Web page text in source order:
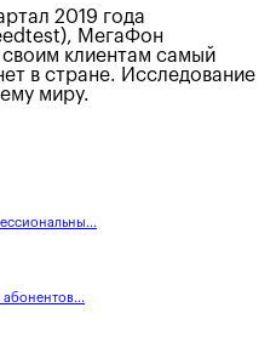
2019 года
МегаФон
клиентам самый
в стране. Исследование
миру.